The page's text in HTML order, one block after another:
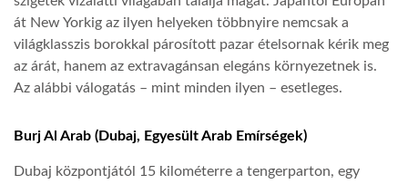
HÍR3D
GLOBOTV
át New Yorkig az ilyen helyeken többnyire nemcsak a
világklasszis borokkal párosított pazar ételsornak kérik meg
az árát, hanem az extravagánsan elegáns környezetnek is.
Az alábbi válogatás – mint minden ilyen – esetleges.
Burj Al Arab (Dubaj, Egyesült Arab Emírségek)
Dubaj központjától 15 kilométerre a tengerparton, egy